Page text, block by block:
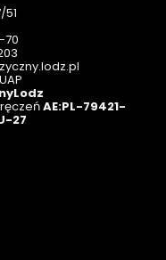
70
AE:PL-79421-
27